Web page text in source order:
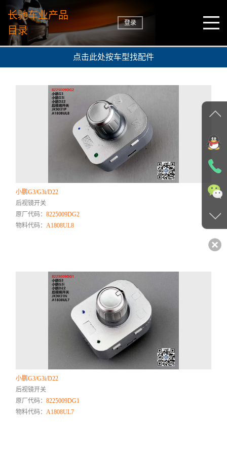
长驰车业产品
目录
登录
点击此处按车型找配件
小鹏G3/G3i/D22
后视镜开关
原厂代码：8225009DG2
物料代码：A1808UL8
小鹏G3/G3i/D22
后视镜开关
原厂代码：8225009DG1
物料代码：A1808UL7